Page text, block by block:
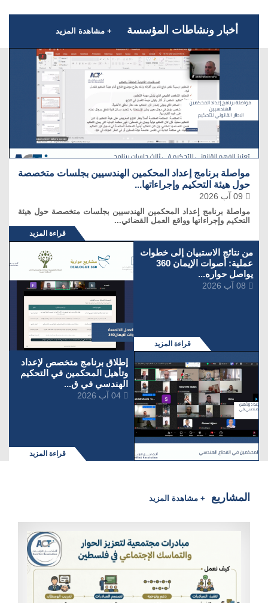
أخبار ونشاطات المؤسسة + مشاهدة المزيد
مواصلة برنامج إعداد المحكمين الهندسيين بجلسات متخصصة
حول هيئة التحكيم وإجراءاتها...
مواصلة برنامج إعداد المحكمين الهندسيين بجلسات متخصصة حول هيئة
التحكيم وإجراءاتها وواقع العمل القضائي...
قراءة المزيد
من نتائج الاستبيان إلى خطوات
عملية: أصوات الإيمان 360
يواصل حواره...
قراءة المزيد
إطلاق برنامج متخصص لإعداد
وتأهيل المحكمين في التحكيم
الهندسي في ق...
قراءة المزيد
المشاريع + مشاهدة المزيد